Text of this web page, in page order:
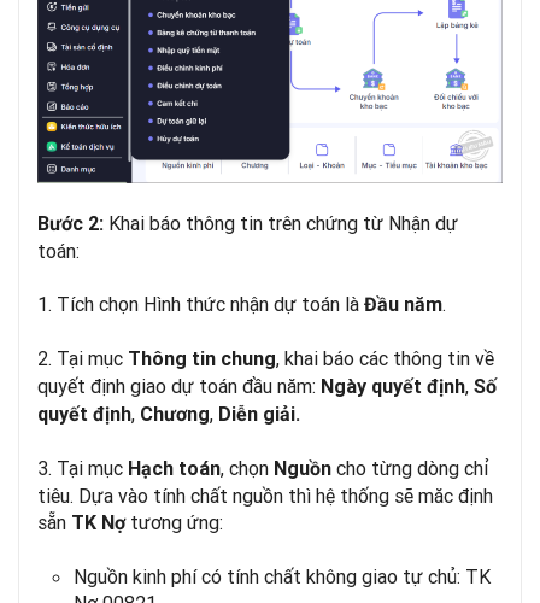
Bước 2: Khai báo thông tin trên chứng từ Nhận dự
toán:
1. Tích chọn Hình thức nhận dự toán là Đầu năm.
2. Tại mục Thông tin chung, khai báo các thông tin về
quyết định giao dự toán đầu năm: Ngày quyết định, Số
quyết định, Chương, Diễn giải.
3. Tại mục Hạch toán, chọn Nguồn cho từng dòng chỉ
tiêu. Dựa vào tính chất nguồn thì hệ thống sẽ măc định
sẵn TK Nợtương ứng:
Nguồn kinh phí có tính chất không giao tự chủ: TK